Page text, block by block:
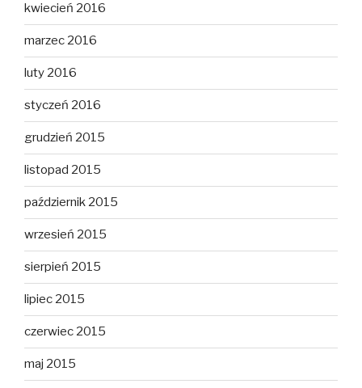
kwiecień 2016
marzec 2016
luty 2016
styczeń 2016
grudzień 2015
listopad 2015
październik 2015
wrzesień 2015
sierpień 2015
lipiec 2015
czerwiec 2015
maj 2015